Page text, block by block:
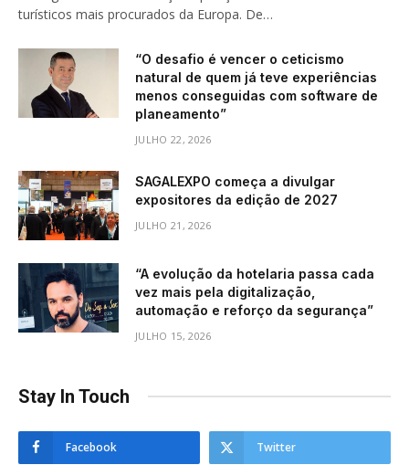
turísticos mais procurados da Europa. De…
“O desafio é vencer o ceticismo
natural de quem já teve experiências
menos conseguidas com software de
planeamento”
JULHO 22, 2026
SAGALEXPO começa a divulgar
expositores da edição de 2027
JULHO 21, 2026
“A evolução da hotelaria passa cada
vez mais pela digitalização,
automação e reforço da segurança”
JULHO 15, 2026
Stay In Touch
Facebook Twitter